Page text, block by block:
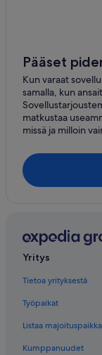
Pääset
Kun varaat
samalla, kun
matkustaa
missä ja milloin
Yritys
Tietoa yrityksestä
Työpaikat
Listaa
Kumppanuudet